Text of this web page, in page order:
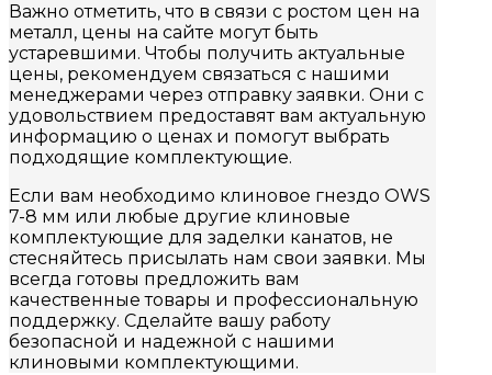
Важно отметить, что в связи с ростом цен на
металл, цены на сайте могут быть
устаревшими. Чтобы получить актуальные
цены, рекомендуем связаться с нашими
менеджерами через отправку заявки. Они с
удовольствием предоставят вам актуальную
информацию о ценах и помогут выбрать
подходящие комплектующие.
Если вам необходимо клиновое гнездо OWS
7-8 мм или любые другие клиновые
комплектующие для заделки канатов, не
стесняйтесь присылать нам свои заявки. Мы
всегда готовы предложить вам
качественные товары и профессиональную
поддержку. Сделайте вашу работу
безопасной и надежной с нашими
клиновыми комплектующими.